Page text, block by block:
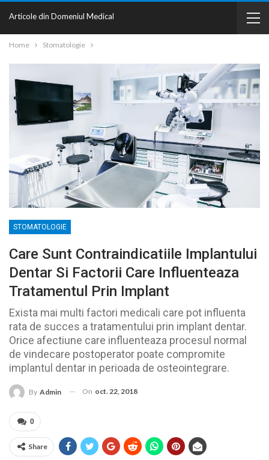
Articole din Domeniul Medical
Home Stomatologie
STOMATOLOGIE
Care Sunt Contraindicatiile Implantului
Dentar Si Factorii Care Influenteaza
Tratamentul Prin Implant
Exista mai multi factori medicali care pot influenta
rata de succes a tratamentului prin implant dentar.
Orice afectiune care influenteaza procesul normal
de vindecare postoperator poate compromite
implantul dentar in perioada de osteointegrare.
By Admin On oct. 22, 2018
0
Share